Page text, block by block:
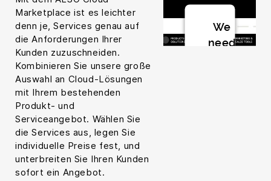
Marketplace ist es leichter
denn je, Services genau auf
die Anforderungen Ihrer
Kunden zuzuschneiden.
Kombinieren Sie unsere große
Auswahl an Cloud-Lösungen
mit Ihrem bestehenden
Produkt- und
Serviceangebot. Wählen Sie
die Services aus, legen Sie
individuelle Preise fest, und
unterbreiten Sie Ihren Kunden
sofort ein Angebot.
We
need